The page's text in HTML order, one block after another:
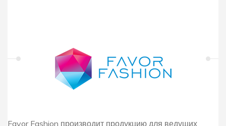
Favor Fashion производит продукцию для ведущих